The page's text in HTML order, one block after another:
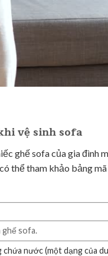
vệ sinh sofa
ghế sofa của gia đình
thể tham khảo bảng
ghế sofa.
chứa nước (một dạng của